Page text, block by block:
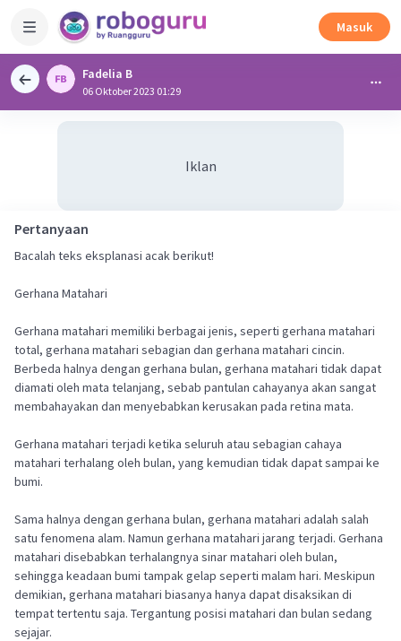
Masuk
Fadelia B
06 Oktober 2023 01:29
Iklan
Pertanyaan
Bacalah teks eksplanasi acak berikut!
Gerhana Matahari
Gerhana matahari memiliki berbagai jenis, seperti gerhana matahari
total, gerhana matahari sebagian dan gerhana matahari cincin.
Berbeda halnya dengan gerhana bulan, gerhana matahari tidak dapat
diamati oleh mata telanjang, sebab pantulan cahayanya akan sangat
membahayakan dan menyebabkan kerusakan pada retina mata.
Gerhana matahari terjadi ketika seluruh atau sebagian cahaya
matahari terhalang oleh bulan, yang kemudian tidak dapat sampai ke
bumi.
Sama halnya dengan gerhana bulan, gerhana matahari adalah salah
satu fenomena alam. Namun gerhana matahari jarang terjadi. Gerhana
matahari disebabkan terhalangnya sinar matahari oleh bulan,
sehingga keadaan bumi tampak gelap seperti malam hari. Meskipun
demikian, gerhana matahari biasanya hanya dapat disaksikan di
tempat tertentu saja. Tergantung posisi matahari dan bulan sedang
sejajar.